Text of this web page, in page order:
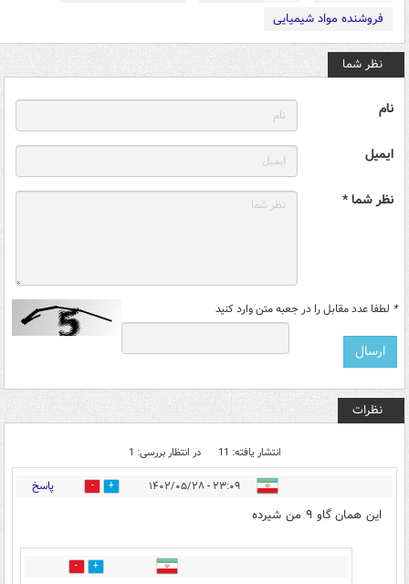
فروشنده مواد شیمیایی
نظر شما
نام
ایمیل
نظر شما *
* لطفا عدد مقابل را در جعبه متن وارد کنید
نظرات
انتشار یافته: 11 در انتظار بررسی: 1
۲۳:۰۹ - ۱۴۰۲/۰۵/۲۸ 1 پاسخ
این همان گاو ۹ من شیرده
0